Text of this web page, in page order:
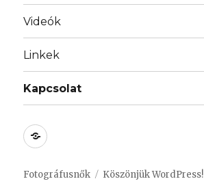
Videók
Linkek
Kapcsolat
Bejelentkezés
Login
Fotográfusnők Köszönjük WordPress!